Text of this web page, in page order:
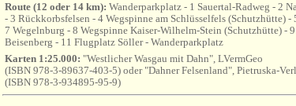
Route (12 oder 14 km): Wanderparkplatz - 1 Sauertal-Radweg - 2
- 3 Rückkorbsfelsen - 4 Wegspinne am Schlüsselfels (Schutzhütte)
7 Wegelnburg - 8 Wegspinne Kaiser-Wilhelm-Stein (Schutzhütte) -
Beisenberg - 11 Flugplatz Söller - Wanderparkplatz
Karten 1:25.000: "Westlicher Wasgau mit Dahn", LVermGeo
(ISBN 978-3-89637-403-5) oder "Dahner Felsenland", Pietruska-
(ISBN 978-3-934895-95-9)